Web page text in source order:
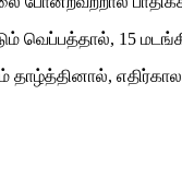
வெப்பத்தால், 15
தாழ்த்தினால்,